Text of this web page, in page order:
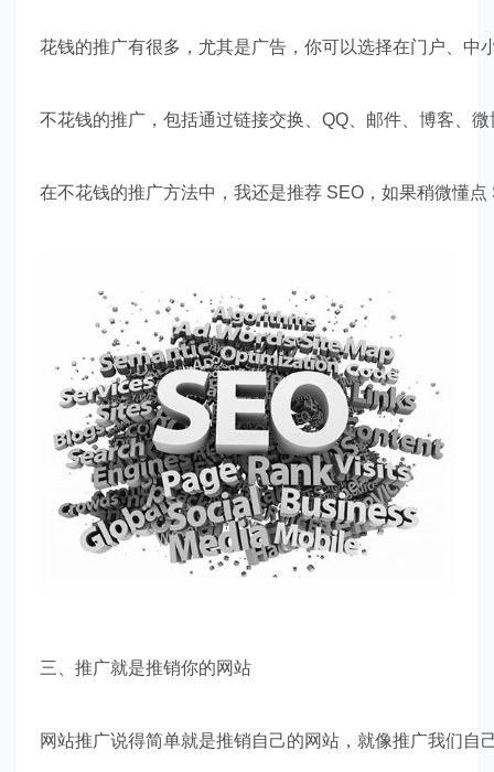
花钱的推广有很多，尤其是广告，你可以选择在门户、
不花钱的推广，包括通过链接交换、QQ、邮件、博客、
在不花钱的推广方法中，我还是推荐 SEO，如果稍微懂
三、推广就是推销你的网站
网站推广说得简单就是推销自己的网站，就像推广我们自